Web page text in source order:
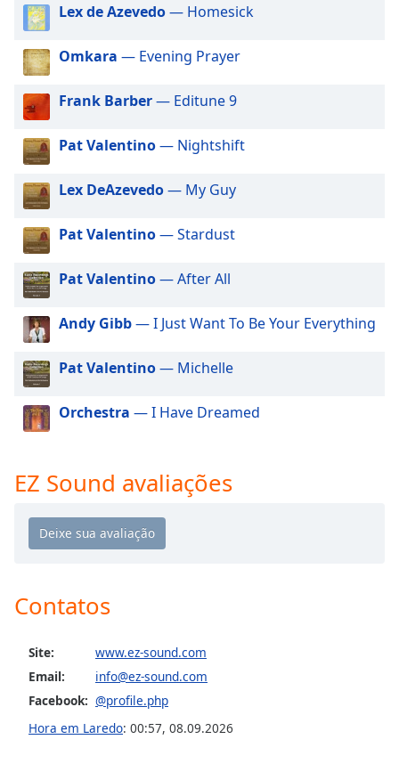
dialog
subtitles
off
selected
Audio
Track
Picture-
Picture
Fullscreen
This
modal
window.
Beginning
dialog
window.
Escape
and
window.
Color
Opacity
Background
Lex de Azevedo— Homesick
Omkara — Evening Prayer
Frank Barber— Editune 9
Pat Valentino— Nightshift
Lex DeAzevedo— My Guy
Pat Valentino— Stardust
Pat Valentino— After All
Andy Gibb— I Just Want To Be Your Everything
Pat Valentino— Michelle
Orchestra — I Have Dreamed
EZ Sound avaliações
Contatos
Site:
www.ez-sound.com
Email:
info@ez-sound.com
Facebook: @profile.php
Hora em Laredo: 00:57, 08.09.2026